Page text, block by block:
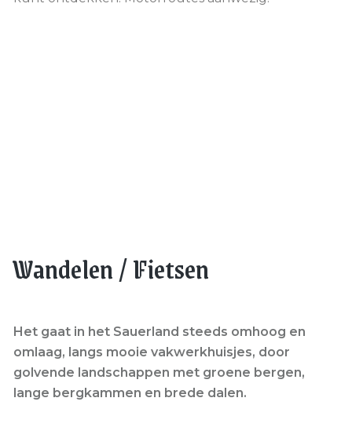
Wandelen / Fietsen
Het gaat in het Sauerland steeds omhoog en
omlaag, langs mooie vakwerkhuisjes, door
golvende landschappen met groene bergen,
lange bergkammen en brede dalen.